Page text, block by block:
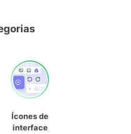
Ícones de
interface